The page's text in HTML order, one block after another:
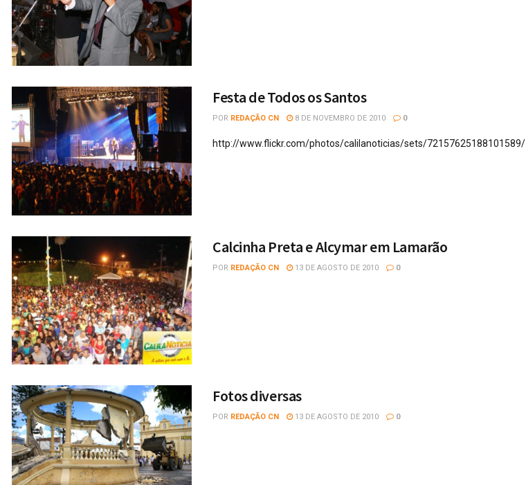
Festa de Todos os Santos
POR REDAÇÃO CN 8 DE NOVEMBRO DE 2010 0
http://www.flickr.com/photos/calilanoticias/sets/72157625188101589/
Calcinha Preta e Alcymar em Lamarão
POR REDAÇÃO CN 13 DE AGOSTO DE 2010 0
Fotos diversas
POR REDAÇÃO CN 13 DE AGOSTO DE 2010 0